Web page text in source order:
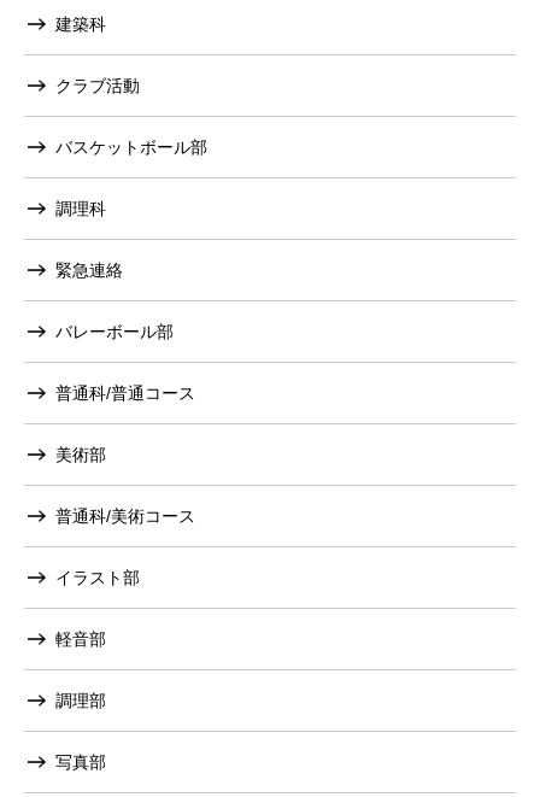
建築科
クラブ活動
バスケットボール部
調理科
緊急連絡
バレーボール部
普通科/普通コース
美術部
普通科/美術コース
イラスト部
軽音部
調理部
写真部